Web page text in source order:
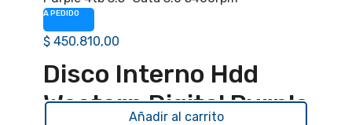
A PEDIDO
$ 450.810,00
Disco Interno Hdd
Western Digital Purple
Añadir al carrito